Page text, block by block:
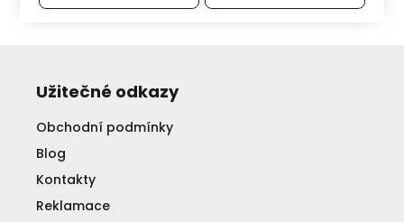
Užitečné odkazy
Obchodní podmínky
Blog
Kontakty
Reklamace